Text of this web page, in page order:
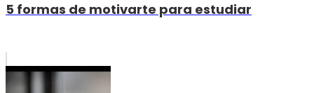
5 formas de motivarte para estudiar